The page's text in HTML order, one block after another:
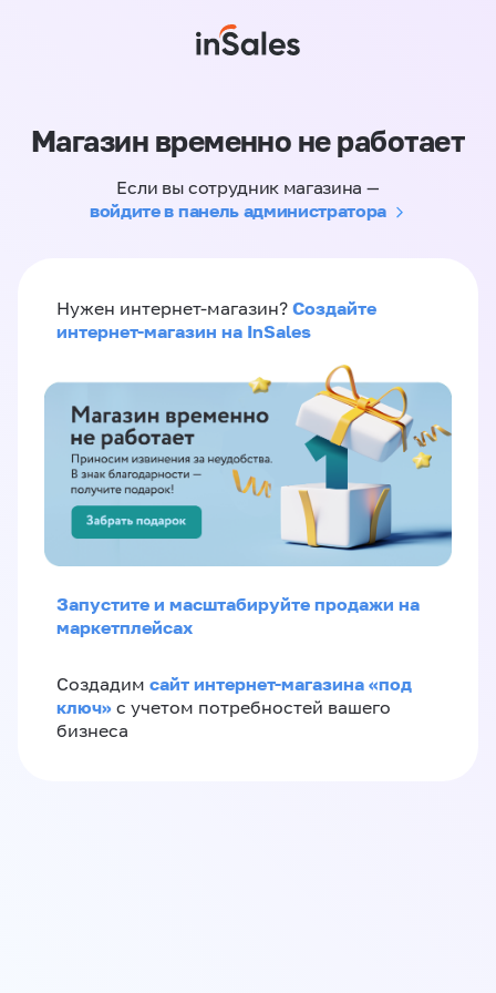
Магазин временно не работает
Если вы сотрудник магазина —
войдите в панель администратора
Нужен интернет-магазин? Создайте
интернет-магазин на InSales
Запустите и масштабируйте продажи на
маркетплейсах
Создадим сайт интернет-магазина «под
ключ» с учетом потребностей вашего
бизнеса